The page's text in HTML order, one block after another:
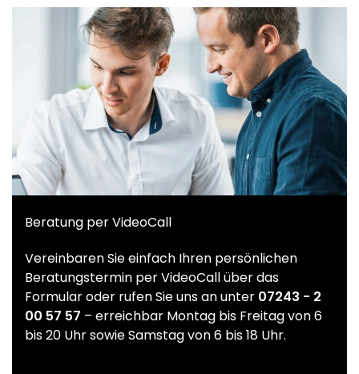
Beratung per VideoCall
Vereinbaren Sie einfach Ihren persönlichen
Beratungstermin per VideoCall über das
Formular oder rufen Sie uns an unter 07243 - 2
00 57 57 – erreichbar Montag bis Freitag von 6
bis 20 Uhr sowie Samstag von 6 bis 18 Uhr.